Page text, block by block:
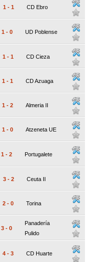
1 - 1 CD Ebro
1 - 0 UD Poblense
1 - 1 CD Cieza
1 - 1 CD Azuaga
1 - 2 Almeria II
1 - 0 Atzeneta UE
1 - 2 Portugalete
3 - 2 Ceuta II
2 - 0 Torina
3 - 0
Panadería
Pulido
4 - 3 CD Huarte